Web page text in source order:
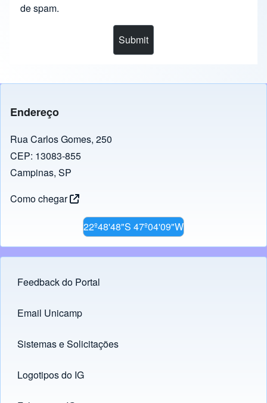
de spam.
Endereço
Rua Carlos Gomes, 250
CEP: 13083-855
Campinas, SP
Como chegar
22º48'48"S 47º04'09"W
Footer menu
Feedback do Portal
Links
Email Unicamp
(opens in new tab)
Sistemas e Solicitações
(opens in new tab)
Logotipos do IG
(opens in new tab)